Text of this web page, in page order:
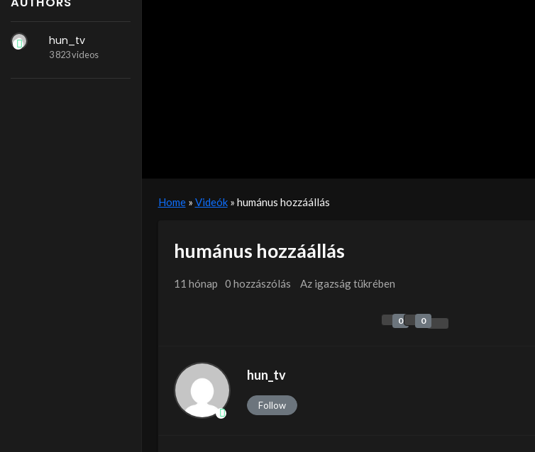
hun_tv
3 823 videos
Home» Videók» humánus hozzáállás
humánus hozzáállás
11 hónap 0 hozzászólás Az igazság tükrében
0 0
hun_tv
Follow